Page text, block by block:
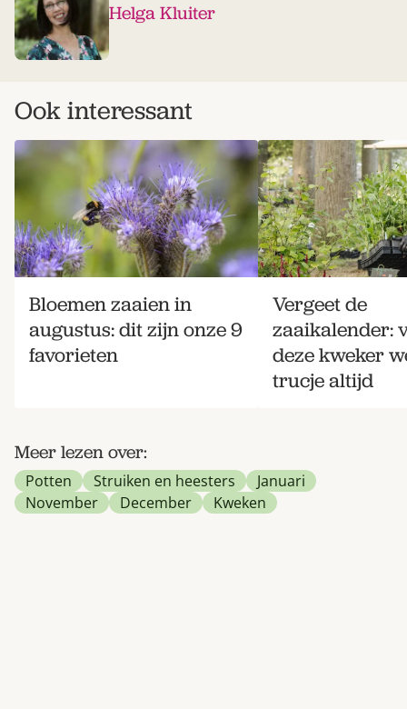
Helga Kluiter
Ook interessant
Bloemen zaaien in
augustus: dit zijn onze 9
favorieten
Vergeet de
zaaikalender:
deze kweker
trucje altijd
Meer lezen over:
Potten Struiken en heesters
Januari
November
December Kweken